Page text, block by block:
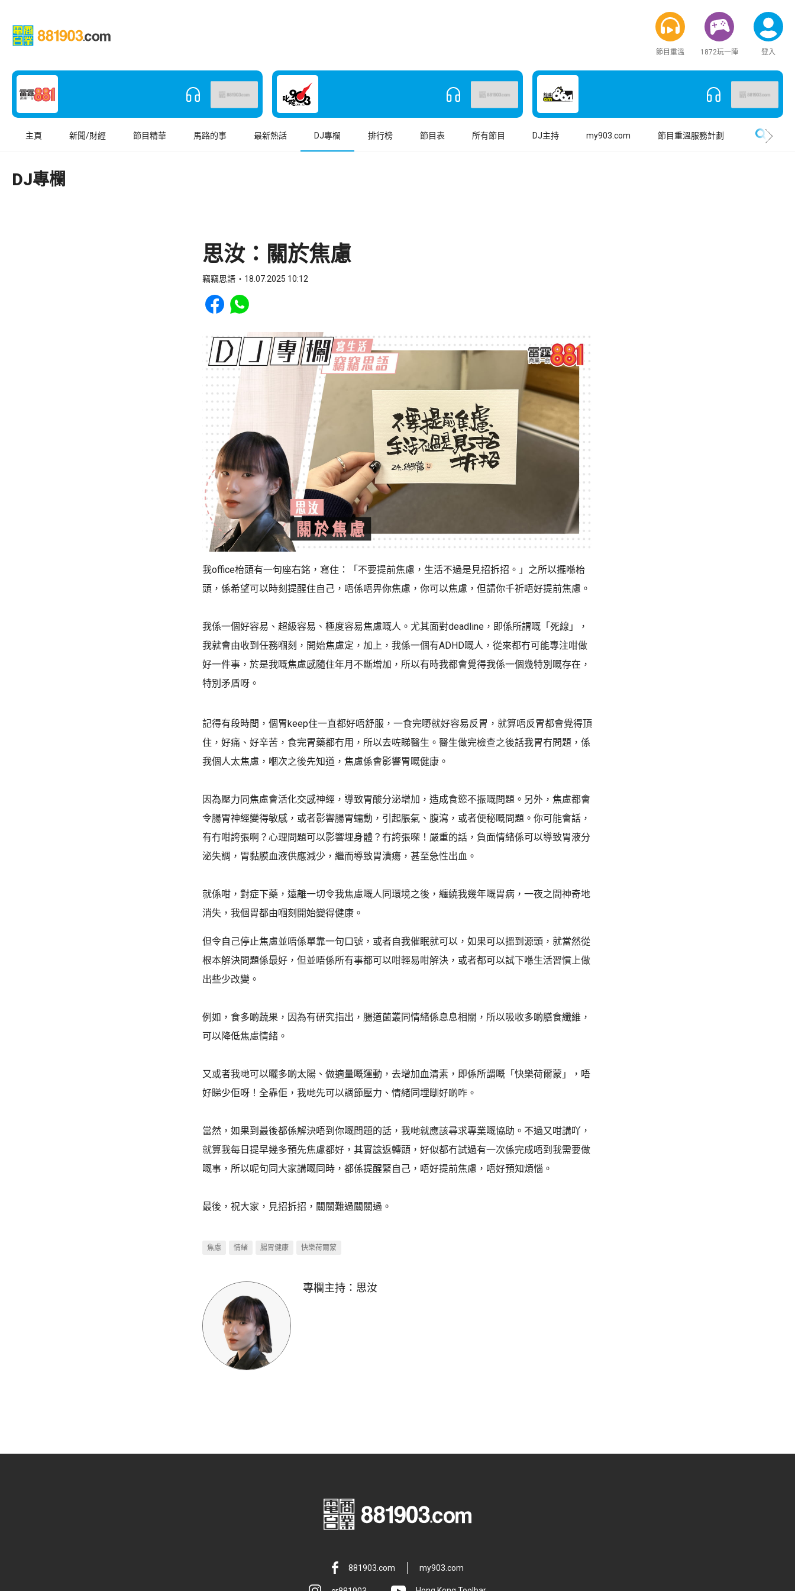
節目重溫 1872玩一陣 登入
主頁 新聞/財經 節目精華 馬路的事 最新熱話 DJ專欄 排行榜 節目表 所有節目 DJ主持 my903.com 節目重溫服務計劃
DJ專欄
思汝：關於焦慮
竊竊思語 18.07.2025 10:12
Share to Facebook
Share to WhatsApp
我office枱頭有一句座右銘，寫住：「不要提前焦慮，生活不過是見招拆招。」之所以擺喺枱
頭，係希望可以時刻提醒住自己，唔係唔畀你焦慮，你可以焦慮，但請你千祈唔好提前焦慮。
我係一個好容易、超級容易、極度容易焦慮嘅人。尤其面對deadline，即係所謂嘅「死線」，
我就會由收到任務嗰刻，開始焦慮定，加上，我係一個有ADHD嘅人，從來都冇可能專注咁做
好一件事，於是我嘅焦慮感隨住年月不斷增加，所以有時我都會覺得我係一個幾特別嘅存在，
特別矛盾呀。
記得有段時間，個胃keep住一直都好唔舒服，一食完嘢就好容易反胃，就算唔反胃都會覺得頂
住，好痛、好辛苦，食完胃藥都冇用，所以去咗睇醫生。醫生做完檢查之後話我胃冇問題，係
我個人太焦慮，嗰次之後先知道，焦慮係會影響胃嘅健康。
因為壓力同焦慮會活化交感神經，導致胃酸分泌增加，造成食慾不振嘅問題。另外，焦慮都會
令腸胃神經變得敏感，或者影響腸胃蠕動，引起脹氣、腹瀉，或者便秘嘅問題。你可能會話，
有冇咁誇張啊？心理問題可以影響埋身體？冇誇張㗎！嚴重的話，負面情緒係可以導致胃液分
泌失調，胃黏膜血液供應減少，繼而導致胃潰瘍，甚至急性出血。
就係咁，對症下藥，遠離一切令我焦慮嘅人同環境之後，纏繞我幾年嘅胃病，一夜之間神奇地
消失，我個胃都由嗰刻開始變得健康。
但令自己停止焦慮並唔係單靠一句口號，或者自我催眠就可以，如果可以搵到源頭，就當然從
根本解決問題係最好，但並唔係所有事都可以咁輕易咁解決，或者都可以試下喺生活習慣上做
出些少改變。
例如，食多啲蔬果，因為有研究指出，腸道菌叢同情緒係息息相關，所以吸收多啲膳食纖維，
可以降低焦慮情緒。
又或者我哋可以曬多啲太陽、做適量嘅運動，去增加血清素，即係所謂嘅「快樂荷爾蒙」，唔
好睇少佢呀！全靠佢，我哋先可以調節壓力、情緒同埋瞓好啲咋。
當然，如果到最後都係解決唔到你嘅問題的話，我哋就應該尋求專業嘅協助。不過又咁講吖，
就算我每日提早幾多預先焦慮都好，其實諗返轉頭，好似都冇試過有一次係完成唔到我需要做
嘅事，所以呢句同大家講嘅同時，都係提醒緊自己，唔好提前焦慮，唔好預知煩惱。
最後，祝大家，見招拆招，關關難過關關過。
焦慮 情緒 腸胃健康 快樂荷爾蒙
專欄主持： 思汝
881903.com my903.com